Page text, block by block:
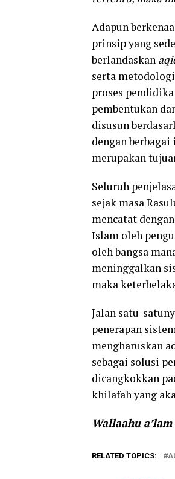
Adapun
prinsip yang
berlandaskan
serta
proses
pembentukan
disusun
dengan
merupakan
Seluruh
sejak masa
mencatat
Islam oleh
oleh bangsa
meninggalkan
maka
Jalan satu-
penerapan
mengharuskan
sebagai solusi
dicangkokkan
khilafah yang
Wallaahu
RELATED TOPICS: